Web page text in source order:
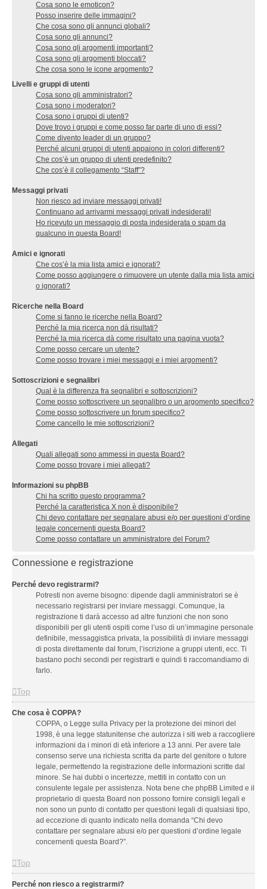
Cosa sono le emoticon?
Posso inserire delle immagini?
Che cosa sono gli annunci globali?
Cosa sono gli annunci?
Cosa sono gli argomenti importanti?
Cosa sono gli argomenti bloccati?
Che cosa sono le icone argomento?
Livelli e gruppi di utenti
Cosa sono gli amministratori?
Cosa sono i moderatori?
Cosa sono i gruppi di utenti?
Dove trovo i gruppi e come posso far parte di uno di essi?
Come divento leader di un gruppo?
Perché alcuni gruppi di utenti appaiono in colori differenti?
Che cos’è un gruppo di utenti predefinito?
Che cos’è il collegamento “Staff”?
Messaggi privati
Non riesco ad inviare messaggi privati!
Continuano ad arrivarmi messaggi privati indesiderati!
Ho ricevuto un messaggio di posta indesiderata o spam da
qualcuno in questa Board!
Amici e ignorati
Che cos’è la mia lista amici e ignorati?
Come posso aggiungere o rimuovere un utente dalla mia lista amici
o ignorati?
Ricerche nella Board
Come si fanno le ricerche nella Board?
Perché la mia ricerca non dà risultati?
Perché la mia ricerca dà come risultato una pagina vuota?
Come posso cercare un utente?
Come posso trovare i miei messaggi e i miei argomenti?
Sottoscrizioni e segnalibri
Qual è la differenza fra segnalibri e sottoscrizioni?
Come posso sottoscrivere un segnalibro o un argomento specifico?
Come posso sottoscrivere un forum specifico?
Come cancello le mie sottoscrizioni?
Allegati
Quali allegati sono ammessi in questa Board?
Come posso trovare i miei allegati?
Informazioni su phpBB
Chi ha scritto questo programma?
Perché la caratteristica X non è disponibile?
Chi devo contattare per segnalare abusi e/o per questioni d’ordine
legale concernenti questa Board?
Come posso contattare un amministratore del Forum?
Connessione e registrazione
Perché devo registrarmi?
Potresti non averne bisogno: dipende dagli amministratori se è
necessario registrarsi per inviare messaggi. Comunque, la
registrazione ti darà accesso ad altre funzioni che non sono
disponibili per gli utenti ospiti come l’uso di un’immagine personale
definibile, messaggistica privata, la possibilità di inviare messaggi
di posta direttamente dal forum, l’iscrizione a gruppi utenti, ecc. Ti
bastano pochi secondi per registrarti e quindi ti raccomandiamo di
farlo.
Top
Che cosa è COPPA?
COPPA, o Legge sulla Privacy per la protezione dei minori del
1998, è una legge statunitense che autorizza i siti web a raccogliere
informazioni da i minori di età inferiore a 13 anni. Per avere tale
consenso serve una richiesta scritta da parte del genitore o tutore
legale, permettendo la registrazione delle informazioni scritte dal
minore. Se hai dubbi o incertezze, mettiti in contatto con un
consulente legale per assistenza. Nota bene che phpBB Limited e il
proprietario di questa Board non possono fornire consigli legali e
non sono un punto di contatto per questioni legali di qualsiasi tipo,
ad eccezione di quanto indicato nella domanda “Chi devo
contattare per segnalare abusi e/o per questioni d’ordine legale
concernenti questa Board?”.
Top
Perché non riesco a registrarmi?